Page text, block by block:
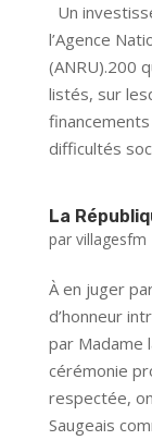
Un
l’Agence
(ANRU).200
listés, sur
difficultés
La
par villagesfm
À en juger
d’honneur
par Madame
cérémonie
respectée,
Saugeais